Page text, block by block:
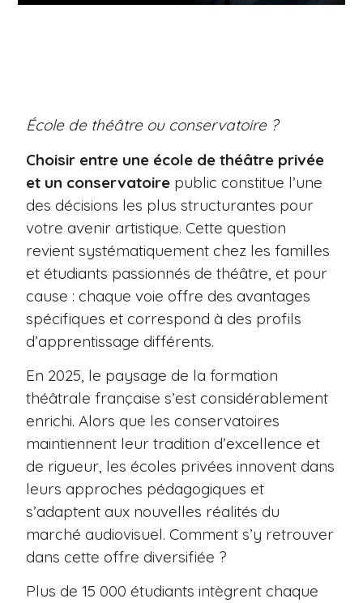
École de théâtre ou conservatoire ?
Choisir entre une école de théâtre privée
et un conservatoire public constitue l’une
des décisions les plus structurantes pour
votre avenir artistique. Cette question
revient systématiquement chez les familles
et étudiants passionnés de théâtre, et pour
cause : chaque voie offre des avantages
spécifiques et correspond à des profils
d’apprentissage différents.
En 2025, le paysage de la formation
théâtrale française s’est considérablement
enrichi. Alors que les conservatoires
maintiennent leur tradition d’excellence et
de rigueur, les écoles privées innovent dans
leurs approches pédagogiques et
s’adaptent aux nouvelles réalités du
marché audiovisuel. Comment s’y retrouver
dans cette offre diversifiée ?
Plus de 15 000 étudiants intègrent chaque